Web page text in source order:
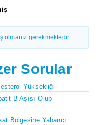
olmanız gerekmektedir.
Sorular
Yüksekliği
B Aşısı Olup
Bölgesine Yabancı